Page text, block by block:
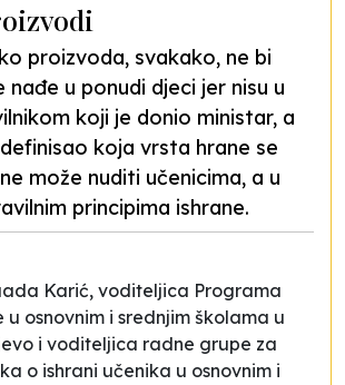
proizvoda, svakako, ne bi
u ponudi djeci jer nisu u
koji je donio ministar, a
koja vrsta hrane se
može nuditi učenicima, a u
principima ishrane.
Karić, voditeljica Programa
u osnovnim i srednjim školama u
i voditeljica radne grupe za
o ishrani učenika u osnovnim i